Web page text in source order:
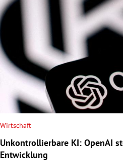
Wirtschaft
Unkontrollierbare KI: OpenAI
Entwicklung